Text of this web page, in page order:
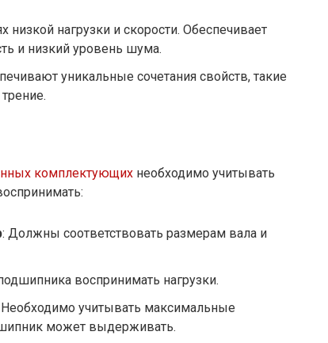
низкой нагрузки и скорости. Обеспечивает
и низкий уровень шума.
уникальные сочетания свойств, такие
комплектующих необходимо учитывать
: Должны соответствовать размерам вала и
воспринимать нагрузки.
Необходимо учитывать максимальные
может выдерживать.